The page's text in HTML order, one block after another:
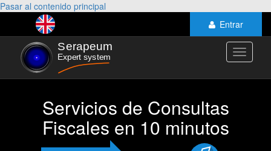
Pasar al contenido principal
Entrar
Toggle
Servicios de Consultas
Fiscales en 10 minutos